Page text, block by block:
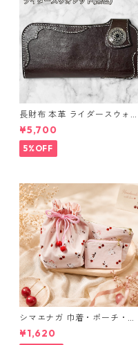
長財布 本革 ライダースウォレ
ット 国産 ヌメ革 ブラウン バ
ングラデシュ l175 レザー 革財
布 ハンドメイド 経年変化
¥5,700
5%OFF
シマエナガ 巾着・ポーチ・ミ
ニポーチ(カード収納にも) ３
点セット さくらんぼ柄×淡いピ
¥1,620